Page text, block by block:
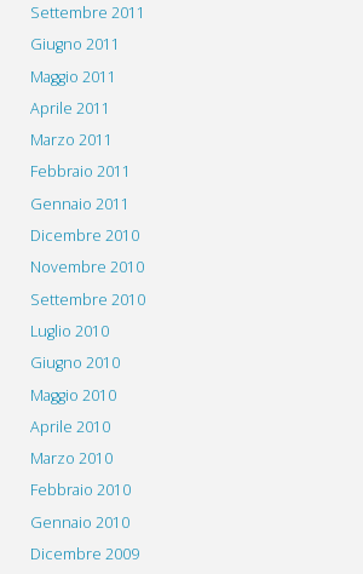
Settembre 2011
Giugno 2011
Maggio 2011
Aprile 2011
Marzo 2011
Febbraio 2011
Gennaio 2011
Dicembre 2010
Novembre 2010
Settembre 2010
Luglio 2010
Giugno 2010
Maggio 2010
Aprile 2010
Marzo 2010
Febbraio 2010
Gennaio 2010
Dicembre 2009